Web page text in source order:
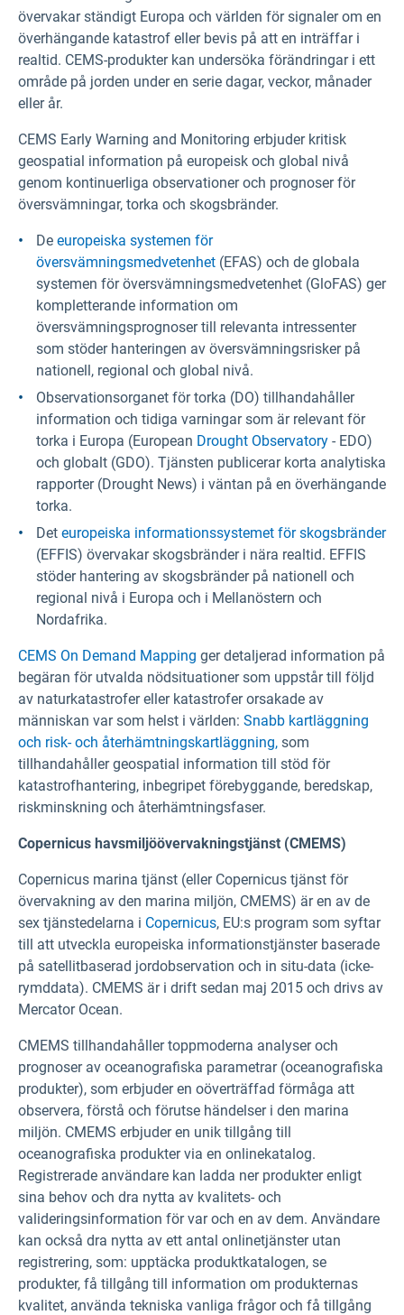
övervakar ständigt Europa och världen för signaler om en
överhängande katastrof eller bevis på att en inträffar i
realtid. CEMS-produkter kan undersöka förändringar i ett
område på jorden under en serie dagar, veckor, månader
eller år.
CEMS Early Warning and Monitoring erbjuder kritisk
geospatial information på europeisk och global nivå
genom kontinuerliga observationer och prognoser för
översvämningar, torka och skogsbränder.
De europeiska systemen för
översvämningsmedvetenhet (EFAS) och de globala
systemen för översvämningsmedvetenhet (GloFAS) ger
kompletterande information om
översvämningsprognoser till relevanta intressenter
som stöder hanteringen av översvämningsrisker på
nationell, regional och global nivå.
Observationsorganet för torka (DO) tillhandahåller
information och tidiga varningar som är relevant för
torka i Europa (European Drought Observatory - EDO)
och globalt (GDO). Tjänsten publicerar korta analytiska
rapporter (Drought News) i väntan på en överhängande
torka.
Det europeiska informationssystemet för skogsbränder
(EFFIS) övervakar skogsbränder i nära realtid. EFFIS
stöder hantering av skogsbränder på nationell och
regional nivå i Europa och i Mellanöstern och
Nordafrika.
CEMS On Demand Mapping ger detaljerad information på
begäran för utvalda nödsituationer som uppstår till följd
av naturkatastrofer eller katastrofer orsakade av
människan var som helst i världen: Snabb kartläggning
och risk- och återhämtningskartläggning, som
tillhandahåller geospatial information till stöd för
katastrofhantering, inbegripet förebyggande, beredskap,
riskminskning och återhämtningsfaser.
Copernicus havsmiljöövervakningstjänst (CMEMS)
Copernicus marina tjänst (eller Copernicus tjänst för
övervakning av den marina miljön, CMEMS) är en av de
sex tjänstedelarna i Copernicus, EU:s program som syftar
till att utveckla europeiska informationstjänster baserade
på satellitbaserad jordobservation och in situ-data (icke-
rymddata). CMEMS är i drift sedan maj 2015 och drivs av
Mercator Ocean.
CMEMS tillhandahåller toppmoderna analyser och
prognoser av oceanografiska parametrar (oceanografiska
produkter), som erbjuder en oöverträffad förmåga att
observera, förstå och förutse händelser i den marina
miljön. CMEMS erbjuder en unik tillgång till
oceanografiska produkter via en onlinekatalog.
Registrerade användare kan ladda ner produkter enligt
sina behov och dra nytta av kvalitets- och
valideringsinformation för var och en av dem. Användare
kan också dra nytta av ett antal onlinetjänster utan
registrering, som: upptäcka produktkatalogen, se
produkter, få tillgång till information om produkternas
kvalitet, använda tekniska vanliga frågor och få tillgång